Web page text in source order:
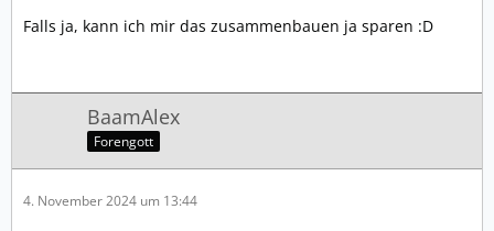
Falls ja, kann ich mir das zusammenbauen ja sparen :D
BaamAlex
Forengott
4. November 2024 um 13:44